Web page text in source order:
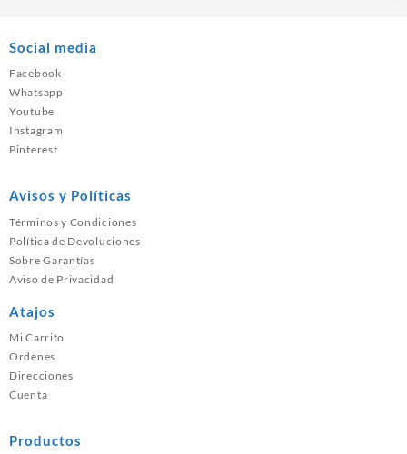
Social media
Facebook
Whatsapp
Youtube
Instagram
Pinterest
Avisos y Políticas
Términos y Condiciones
Política de Devoluciones
Sobre Garantías
Aviso de Privacidad
Atajos
Mi Carrito
Ordenes
Direcciones
Cuenta
Productos